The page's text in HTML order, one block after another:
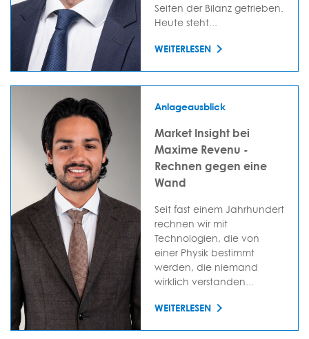
Seiten der Bilanz getrieben.
Heute steht...
WEITERLESEN
Anlageausblick
Market Insight bei
Maxime Revenu -
Rechnen gegen eine
Wand
Seit fast einem Jahrhundert
rechnen wir mit
Technologien, die von
einer Physik bestimmt
werden, die niemand
wirklich verstanden...
WEITERLESEN